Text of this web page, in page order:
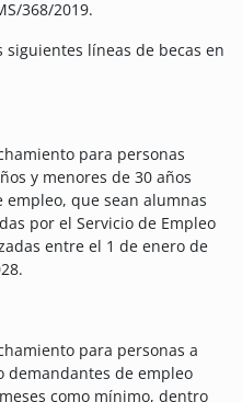
368/2019.
siguientes líneas de becas en
para personas
y menores de 30 años
que sean alumnas
por el Servicio de Empleo
entre el 1 de enero de
para personas a
demandantes de empleo
como mínimo, dentro